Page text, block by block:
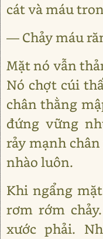
cát và máu
— Chảy máu
Mặt nó vẫn
Nó chợt cúi
chân thằng
đứng vững
rảy mạnh
nhào luôn.
Khi ngẩng
rơm rớm
xước phải.